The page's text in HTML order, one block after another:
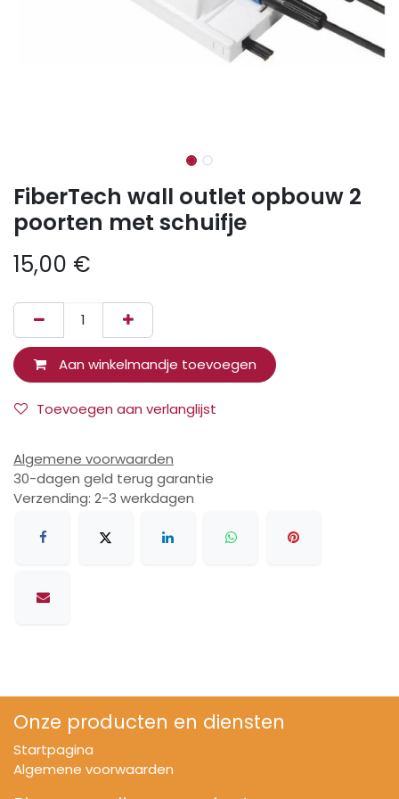
FiberTech wall outlet opbouw 2
poorten met schuifje
15,00 €
Aan winkelmandje toevoegen
Toevoegen aan verlanglijst
Algemene voorwaarden
30-dagen geld terug garantie
Verzending: 2-3 werkdagen
Onze producten en diensten
Startpagina
Algemene voorwaarden